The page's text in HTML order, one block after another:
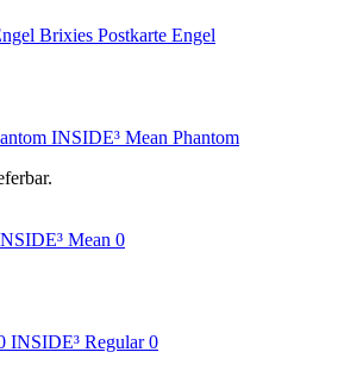
Brixies Postkarte Engel
INSIDE³ Mean Phantom
Mean 0
INSIDE³ Regular 0